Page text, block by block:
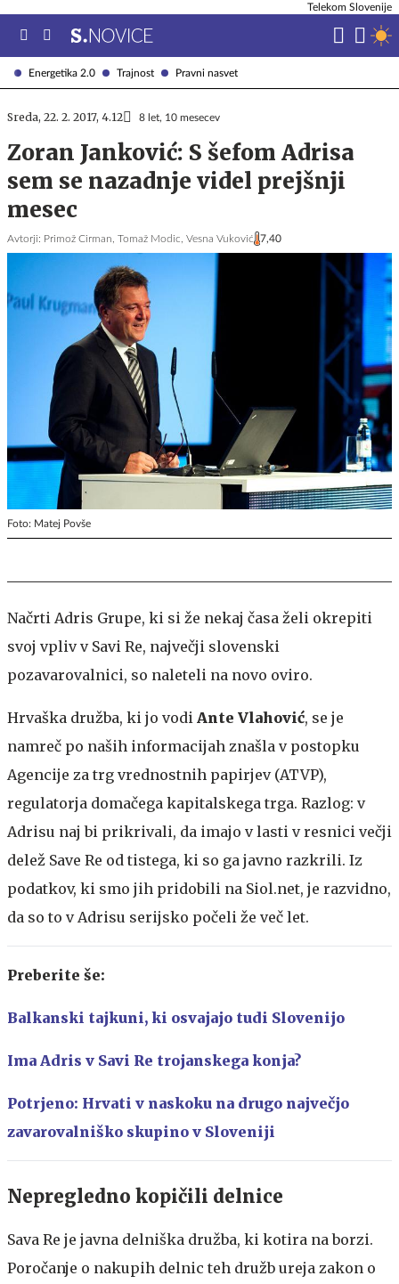
Energetika 2.0 Trajnost Pravni nasvet
Telekom Slovenije
Sreda, 22. 2. 2017, 4.12 8 let, 10 mesecev
Zoran Janković: S šefom Adrisa
sem se nazadnje videl prejšnji
mesec
Avtorji: Primož Cirman, Tomaž Modic, Vesna Vuković 7,40
Foto: Matej Povše
Načrti Adris Grupe, ki si že nekaj časa želi okrepiti
svoj vpliv v Savi Re, največji slovenski
pozavarovalnici, so naleteli na novo oviro.
Hrvaška družba, ki jo vodi Ante Vlahović, se je
namreč po naših informacijah znašla v postopku
Agencije za trg vrednostnih papirjev (ATVP),
regulatorja domačega kapitalskega trga. Razlog: v
Adrisu naj bi prikrivali, da imajo v lasti v resnici večji
delež Save Re od tistega, ki so ga javno razkrili. Iz
podatkov, ki smo jih pridobili na Siol.net, je razvidno,
da so to v Adrisu serijsko počeli že več let.
Preberite še:
Balkanski tajkuni, ki osvajajo tudi Slovenijo
Ima Adris v Savi Re trojanskega konja?
Potrjeno: Hrvati v naskoku na drugo največjo
zavarovalniško skupino v Sloveniji
Nepregledno kopičili delnice
Sava Re je javna delniška družba, ki kotira na borzi.
Poročanje o nakupih delnic teh družb ureja zakon o